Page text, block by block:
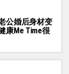
公婚后身材变
康Me Time很